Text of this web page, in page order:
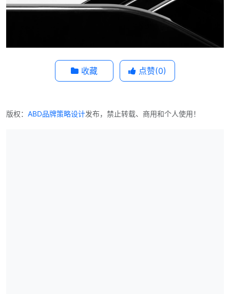
收藏 点赞(0)
版权： ABD品牌策略设计发布，禁止转载、商用和个人使用！